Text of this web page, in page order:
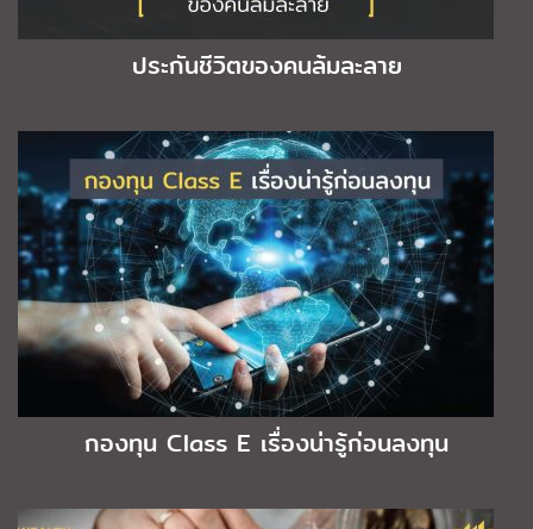
ประกันชีวิตของคนล้มละลาย
กองทุน Class E เรื่องน่ารู้ก่อนลงทุน